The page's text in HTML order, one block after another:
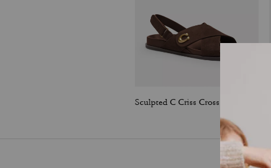
Sculpted C Criss Cross Sandal